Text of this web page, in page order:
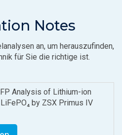
Notes
an, um herauszufinden,
für Sie die richtige ist.
Analysis of Lithium-ion
by ZSX Primus IV